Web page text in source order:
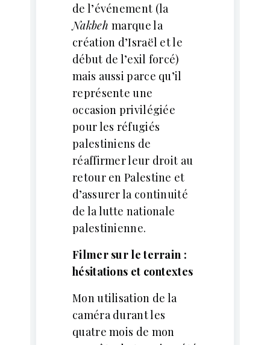
de l’événement (la
Nakbehmarque la
création d’Israël et le
début de l’exil forcé)
mais aussi parce qu’il
représente une
occasion privilégiée
pour les réfugiés
palestiniens de
réaffirmer leur droit au
retour en Palestine et
d’assurer la continuité
de la lutte nationale
palestinienne.
Filmer sur le terrain :
hésitations et contextes
Mon utilisation de la
caméra durant les
quatre mois de mon